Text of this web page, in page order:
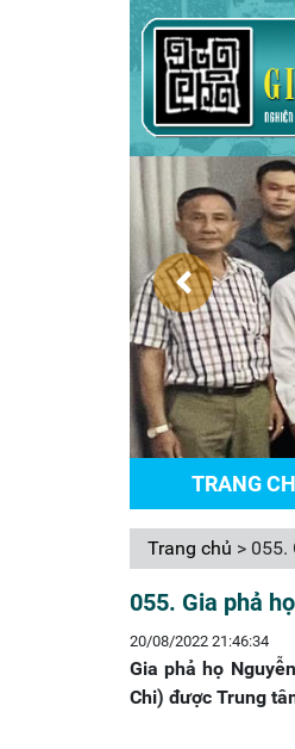
TRANG
Trang chủ > 055.
055. Gia phả
20/08/2022 21:46:34
Gia phả họ
Chi) được Trung